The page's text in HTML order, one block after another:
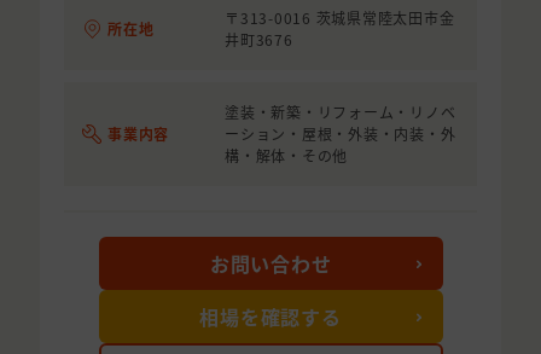
所在地
〒313-0016 茨城県常陸太田市金
井町3676
事業内容
塗装・新築・リフォーム・リノベ
ーション・屋根・外装・内装・外
構・解体・その他
お問い合わせ
相場を確認する